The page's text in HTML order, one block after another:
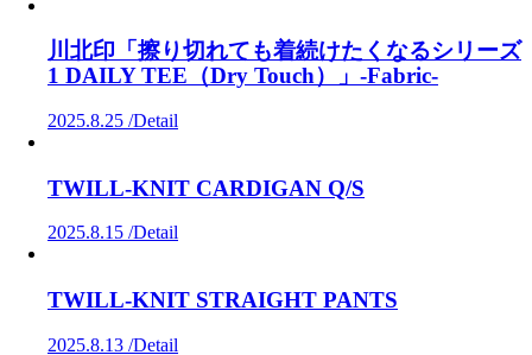
川北印「擦り切れても着続けたくなるシリーズ
1 DAILY TEE（Dry Touch）」-Fabric-
2025.8.25 /Detail
TWILL-KNIT CARDIGAN Q/S
2025.8.15 /Detail
TWILL-KNIT STRAIGHT PANTS
2025.8.13 /Detail